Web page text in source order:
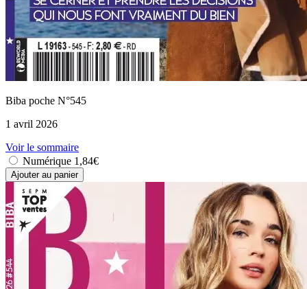
Biba poche N°545
1 avril 2026
Voir le sommaire
Numérique 1,84€